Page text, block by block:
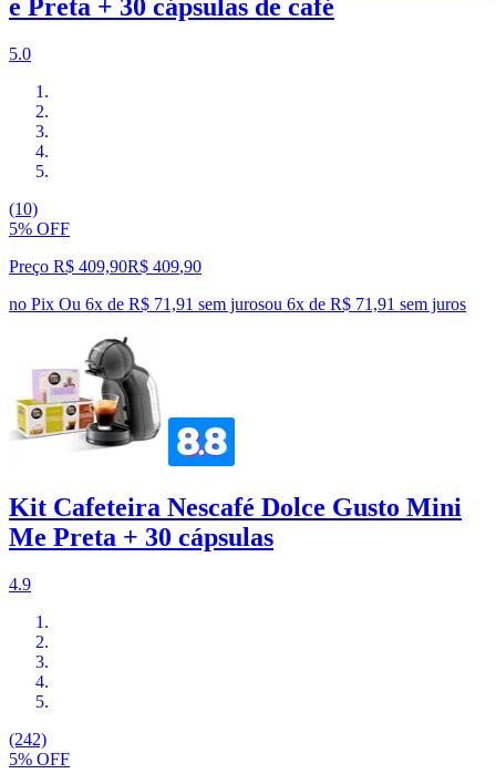
e Preta + 30 cápsulas de café
5.0
(10)
5% OFF
Preço R$ 409,90R$ 409,90
no Pix Ou 6x de R$ 71,91 sem jurosou 6x de R$ 71,91 sem juros
Kit Cafeteira Nescafé Dolce Gusto Mini
Me Preta + 30 cápsulas
4.9
(242)
5% OFF